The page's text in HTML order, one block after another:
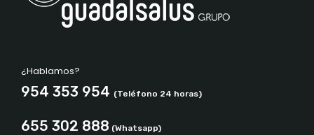
¿Hablamos?
954 353 954 (Teléfono 24 horas)
655 302 888 (Whatsapp)